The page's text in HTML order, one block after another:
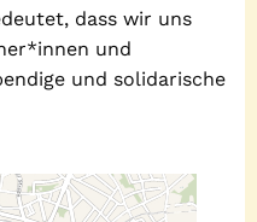
dass wir uns
und
und solidarische